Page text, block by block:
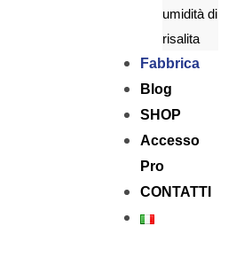
umidità di
risalita
Fabbrica
Blog
SHOP
Accesso
Pro
CONTATTI